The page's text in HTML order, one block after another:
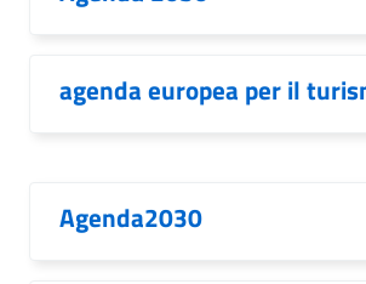
agenda europea per il
Agenda2030